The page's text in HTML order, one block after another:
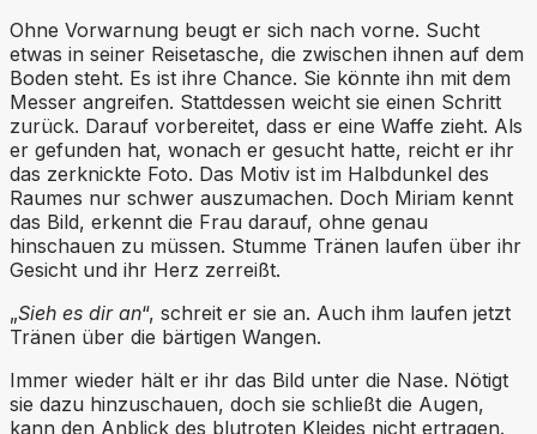
Ohne Vorwarnung beugt er sich nach vorne. Sucht
etwas in seiner Reisetasche, die zwischen ihnen auf dem
Boden steht. Es ist ihre Chance. Sie könnte ihn mit dem
Messer angreifen. Stattdessen weicht sie einen Schritt
zurück. Darauf vorbereitet, dass er eine Waffe zieht. Als
er gefunden hat, wonach er gesucht hatte, reicht er ihr
das zerknickte Foto. Das Motiv ist im Halbdunkel des
Raumes nur schwer auszumachen. Doch Miriam kennt
das Bild, erkennt die Frau darauf, ohne genau
hinschauen zu müssen. Stumme Tränen laufen über ihr
Gesicht und ihr Herz zerreißt.
„Sieh es dir an“, schreit er sie an. Auch ihm laufen jetzt
Tränen über die bärtigen Wangen.
Immer wieder hält er ihr das Bild unter die Nase. Nötigt
sie dazu hinzuschauen, doch sie schließt die Augen,
kann den Anblick des blutroten Kleides nicht ertragen.